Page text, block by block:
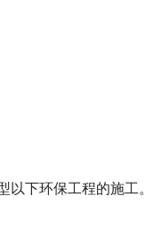
下环保工程的施工。